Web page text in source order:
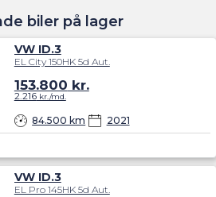
biler på lager
VW ID.3
EL City 150HK 5d Aut.
84.500 km 2021
153.800 kr.
2.216kr./md.
VW ID.3
EL Pro 145HK 5d Aut.